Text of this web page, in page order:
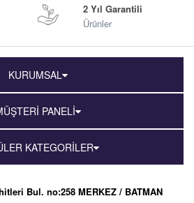
2 Yıl Garantili
Ürünler
KURUMSAL
PANELİ
KATEGORİLER
Bul. no:258 MERKEZ / BATMAN